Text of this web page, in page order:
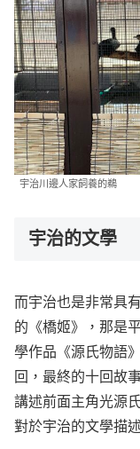
宇治川邊人家飼養的鵜
宇治的文學
而宇治也是非常具
的《橋姬》，那是
學作品《源氏物語
回，最終的十回故
講述前面主角光源
對於宇治的文學描